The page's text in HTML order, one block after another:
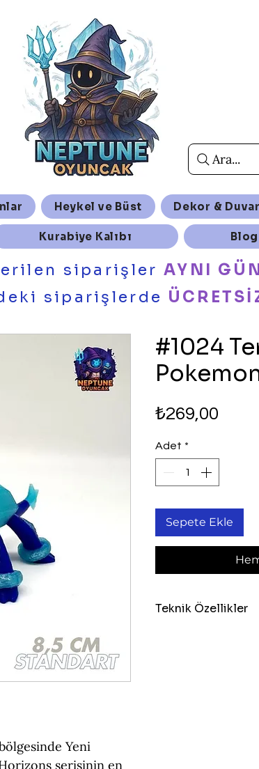
Ara...
Heykel ve Büst Dekor &
Kurabiye Kalıbı Blog
siparişler AYNI
siparişlerde
Yeni
serisinin en
#1024
₺269,00
Adet *
Sepete Ekle
Teknik Özellikler